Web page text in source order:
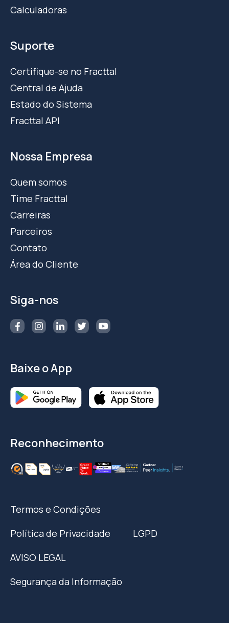
Calculadoras
Suporte
Certifique-se no Fracttal
Central de Ajuda
Estado do Sistema
Fracttal API
Nossa Empresa
Quem somos
Time Fracttal
Carreiras
Parceiros
Contato
Área do Cliente
Siga-nos
Baixe o App
Reconhecimento
Termos e Condições
Política de Privacidade
LGPD
AVISO LEGAL
Segurança da Informação